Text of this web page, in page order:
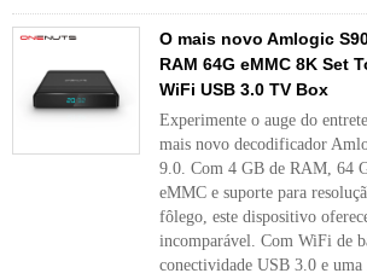
O mais novo Amlogic
RAM 64G eMMC 8K Set
WiFi USB 3.0 TV Box
Experimente o auge do
mais novo decodificador
9.0. Com 4 GB de RAM, 64
eMMC e suporte para
fôlego, este dispositivo
incomparável. Com WiFi de
conectividade USB 3.0 e